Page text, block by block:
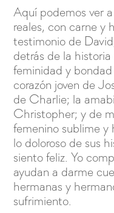
Aquí podemos ver
reales, con carne y
testimonio de
detrás de la
feminidad y
corazón joven de
de Charlie; la
Christopher; y de
femenino sublime
lo doloroso de sus
siento feliz. Yo
ayudan a darme
hermanas y
sufrimiento.